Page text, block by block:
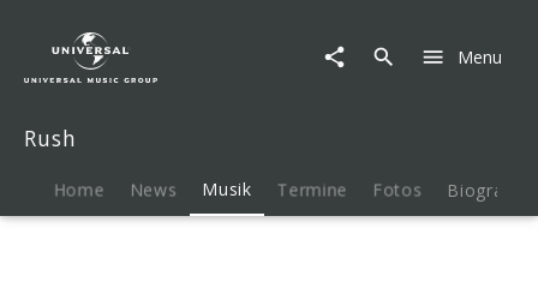
(40th
Menu
Rush
Home News Musik Termine Fotos Biografie